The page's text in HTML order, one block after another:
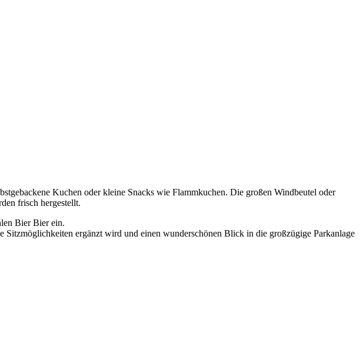
Kuchen oder kleine Snacks wie Flammkuchen. Die großen Windbeutel oder
frisch hergestellt.
Bier Bier ein.
ergänzt wird und einen wunderschönen Blick in die großzügige Parkanlage